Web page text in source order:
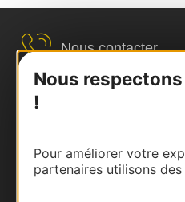
Nous
!
Pour améliorer votre
partenaires utilisons
Nous contacter
Carte interactive